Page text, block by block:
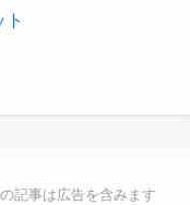
記事は広告を含みます